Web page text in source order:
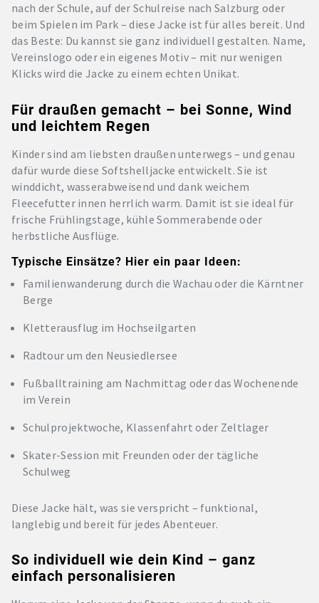
nach der Schule, auf der Schulreise nach Salzburg oder
beim Spielen im Park – diese Jacke ist für alles bereit. Und
das Beste: Du kannst sie ganz individuell gestalten. Name,
Vereinslogo oder ein eigenes Motiv – mit nur wenigen
Klicks wird die Jacke zu einem echten Unikat.
Für draußen gemacht – bei Sonne, Wind
und leichtem Regen
Kinder sind am liebsten draußen unterwegs – und genau
dafür wurde diese Softshelljacke entwickelt. Sie ist
winddicht, wasserabweisend und dank weichem
Fleecefutter innen herrlich warm. Damit ist sie ideal für
frische Frühlingstage, kühle Sommerabende oder
herbstliche Ausflüge.
Typische Einsätze? Hier ein paar Ideen:
Familienwanderung durch die Wachau oder die Kärntner
Berge
Kletterausflug im Hochseilgarten
Radtour um den Neusiedlersee
Fußballtraining am Nachmittag oder das Wochenende
im Verein
Schulprojektwoche, Klassenfahrt oder Zeltlager
Skater-Session mit Freunden oder der tägliche
Schulweg
Diese Jacke hält, was sie verspricht – funktional,
langlebig und bereit für jedes Abenteuer.
So individuell wie dein Kind – ganz
einfach personalisieren